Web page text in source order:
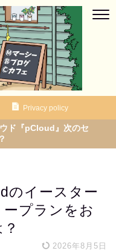
Privacy policy
ド『pCloud』次のセ
のイースター
プランをお
2026年8月5日